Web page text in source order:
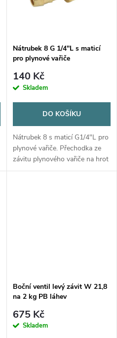
Nátrubek 8 G 1/4"L s maticí
pro plynové vařiče
140 Kč
Skladem
DO KOŠÍKU
Nátrubek 8 s maticí G1/4"L pro
plynové vařiče. Přechodka ze
závitu plynového vařiče na hrot
pro plynovou hadici
Boční ventil levý závit W 21,8
na 2 kg PB láhev
675 Kč
Skladem